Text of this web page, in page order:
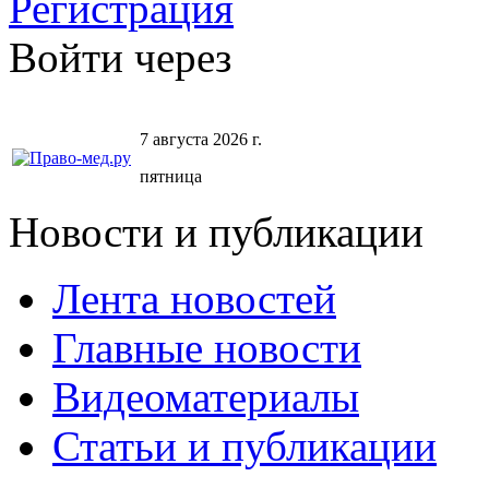
Войти через
7 августа 2026 г.
пятница
Новости и публикации
Лента новостей
Главные новости
Видеоматериалы
Статьи и публикации